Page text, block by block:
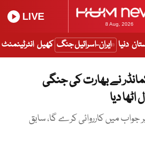
8 Aug, 2026
LIVE
دنیا ایران-اسرائیل جنگ کھیل انٹرٹینمنٹ
نے بھارت کی جنگی
دیا
جواب میں کارروائی کرے گا، سابق